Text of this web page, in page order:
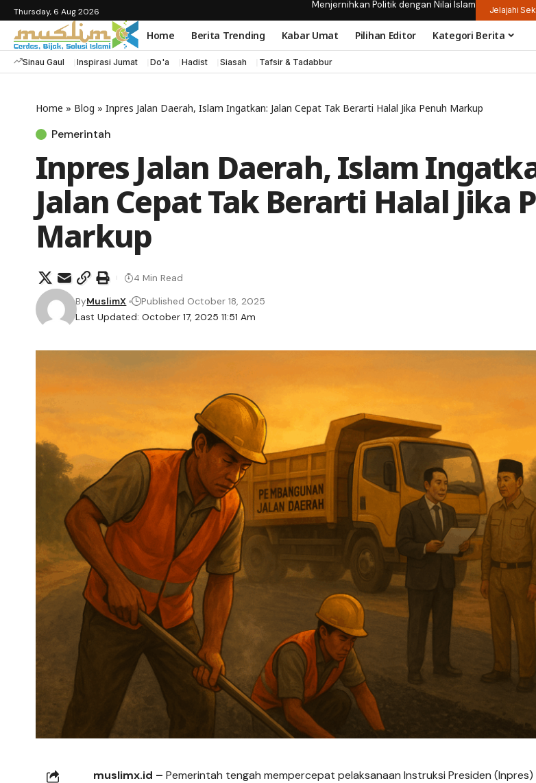
Thursday, 6 Aug 2026
Menjernihkan Politik dengan Nilai Islam Jelajahi
Home Berita Trending Kabar Umat Pilihan Editor Kategori Berita
Sinau Gaul Inspirasi Jumat Do'a Hadist Siasah Tafsir & Tadabbur
Home » Blog » Inpres Jalan Daerah, Islam Ingatkan: Jalan Cepat Tak Berarti Halal Jika Penuh Markup
Pemerintah
Inpres Jalan Daerah, Islam
Jalan Cepat Tak Berarti Halal Jika
Markup
Last Updated: October 17, 2025 11:51 Am
ByMuslimX Published October 18, 2025
4 Min Read
muslimx.id –Pemerintah tengah mempercepat pelaksanaan Instruksi Presiden (Inpres)